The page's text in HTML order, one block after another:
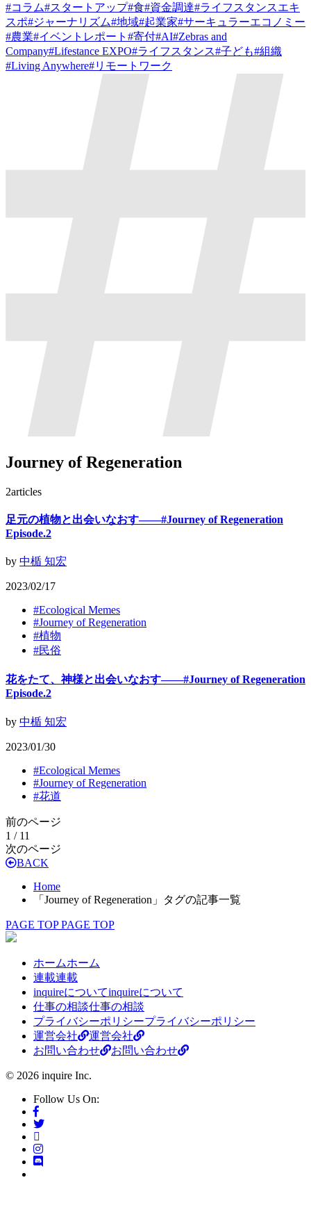
#コラム#スタートアップ#食#資金調達#ライフスタンスエキ
スポ#ジャーナリズム#地域#起業家#サーキュラーエコノミー
#農業#イベントレポート #寄付#AI#Zebras and
Company#Lifestance EXPO#ライフスタンス#子ども#組織
#Living Anywhere#リモートワーク
Journey of Regeneration
2articles
足元の植物と出会いなおす——#Journey of Regeneration
Episode.2
by 中楯 知宏
2023/02/17
#Ecological Memes
#Journey of Regeneration
#植物
#民俗
花をたて、神様と出会いなおす——#Journey of Regeneration
Episode.2
by 中楯 知宏
2023/01/30
#Ecological Memes
#Journey of Regeneration
#花道
前のページ
1 / 11
次のページ
BACK
Home
「Journey of Regeneration」タグの記事一覧
PAGE TOP PAGE TOP
ホームホーム
連載連載
inquireについてinquireについて
仕事の相談仕事の相談
プライバシーポリシープライバシーポリシー
運営会社
運営会社
お問い合わせ
お問い合わせ
© 2026 inquire Inc.
Follow Us On: